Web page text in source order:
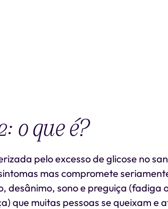
o que é?
pelo excesso de glicose no
mas compromete
desânimo, sono e preguiça (fadiga
que muitas pessoas se queixam e